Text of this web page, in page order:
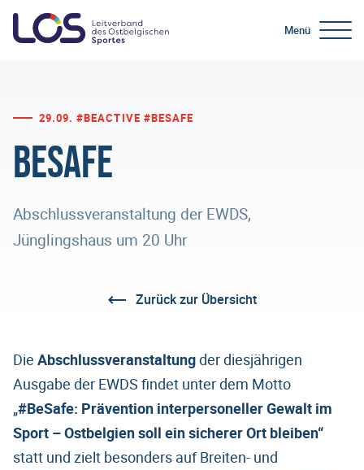
Menü
29.09. #BEACTIVE #BESAFE
BeSafe
Abschlussveranstaltung der EWDS,
Jünglingshaus um 20 Uhr
Zurück zur Übersicht
Die Abschlussveranstaltungder diesjährigen
Ausgabe der EWDS findet unter dem Motto
„#BeSafe: Prävention interpersoneller Gewalt im
Sport – Ostbelgien soll ein sicherer Ort bleiben“
statt und zielt besonders auf Breiten- und